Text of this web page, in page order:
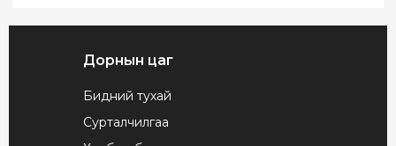
Дорнын цаг
Бидний тухай
Сурталчилгаа